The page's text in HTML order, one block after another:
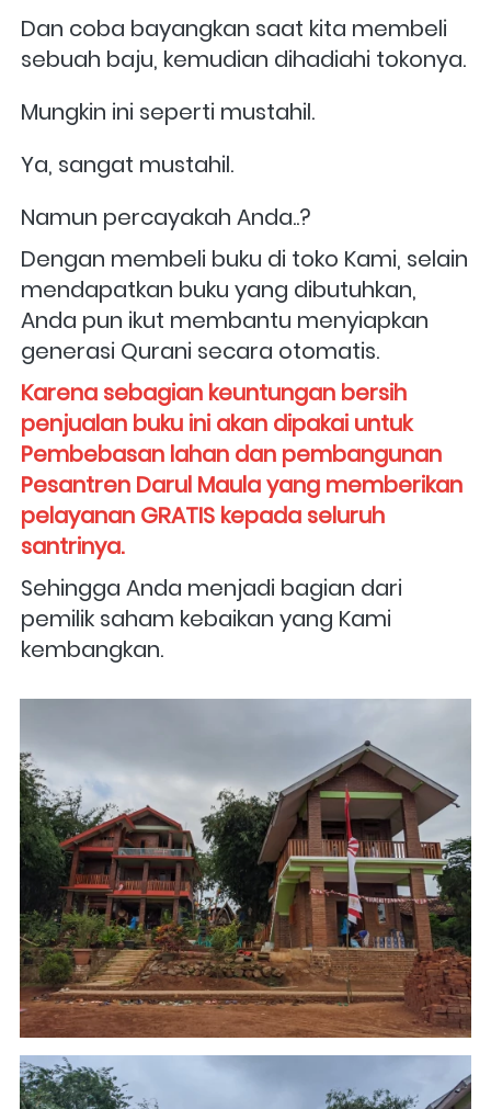
Dan coba bayangkan saat kita membeli
sebuah baju, kemudian dihadiahi tokonya.
Mungkin ini seperti mustahil.
Ya, sangat mustahil.
Namun percayakah Anda..?
Dengan membeli buku di toko Kami, selain
mendapatkan buku yang dibutuhkan,
Anda pun ikut membantu menyiapkan
generasi Qurani secara otomatis.
Karena sebagian keuntungan bersih
penjualan buku ini akan dipakai untuk
Pembebasan lahan dan pembangunan
Pesantren Darul Maula yang memberikan
pelayanan GRATIS kepada seluruh
santrinya.
Sehingga Anda menjadi bagian dari
pemilik saham kebaikan yang Kami
kembangkan.